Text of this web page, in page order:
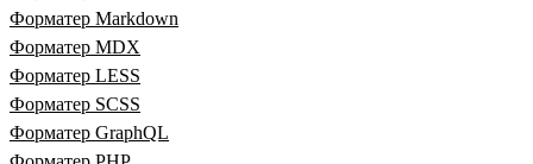
Форматер Markdown
Форматер MDX
Форматер LESS
Форматер SCSS
Форматер GraphQL